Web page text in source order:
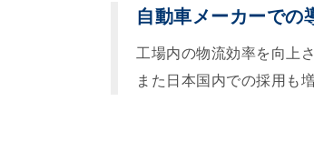
自動車メーカーでの
工場内の物流効率を向上
また日本国内での採用も